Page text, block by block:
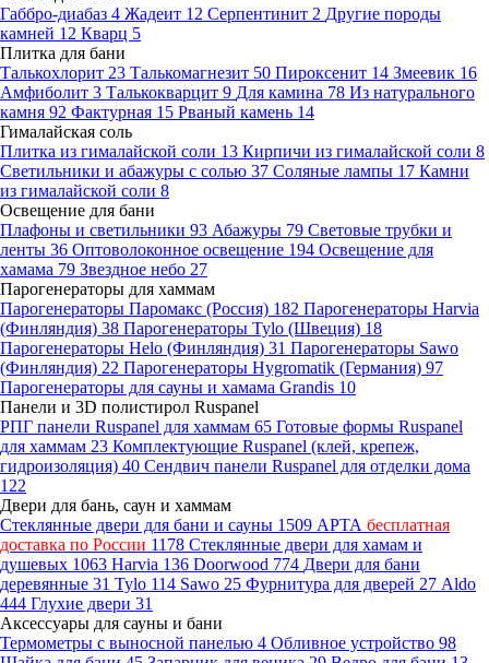
Габбро-диабаз 4 Жадеит 12 Серпентинит 2 Другие породы
камней 12 Кварц 5
Плитка для бани
Талькохлорит 23 Талькомагнезит 50 Пироксенит 14 Змеевик 16
Амфиболит 3 Талькокварцит 9 Для камина 78 Из натурального
камня 92 Фактурная 15 Рваный камень 14
Гималайская соль
Плитка из гималайской соли 13 Кирпичи из гималайской соли 8
Светильники и абажуры с солью 37 Соляные лампы 17 Камни
из гималайской соли 8
Освещение для бани
Плафоны и светильники 93 Абажуры 79 Световые трубки и
ленты 36 Оптоволоконное освещение 194 Освещение для
хамама 79 Звездное небо 27
Парогенераторы для хаммам
Парогенераторы Паромакс (Россия) 182 Парогенераторы Harvia
(Финляндия) 38 Парогенераторы Tylo (Швеция) 18
Парогенераторы Helo (Финляндия) 31 Парогенераторы Sawo
(Финляндия) 22 Парогенераторы Hygromatik (Германия) 97
Парогенераторы для сауны и хамама Grandis 10
Панели и 3D полистирол Ruspanel
РПГ панели Ruspanel для хаммам 65 Готовые формы Ruspanel
для хаммам 23 Комплектующие Ruspanel (клей, крепеж,
гидроизоляция) 40 Сендвич панели Ruspanel для отделки дома
122
Двери для бань, саун и хаммам
Стеклянные двери для бани и сауны 1509 АРТА бесплатная
доставка по России 1178 Стеклянные двери для хамам и
душевых 1063 Harvia 136 Doorwood 774 Двери для бани
деревянные 31 Tylo 114 Sawo 25 Фурнитура для дверей 27 Aldo
444 Глухие двери 31
Аксессуары для сауны и бани
Термометры с выносной панелью 4 Обливное устройство 98